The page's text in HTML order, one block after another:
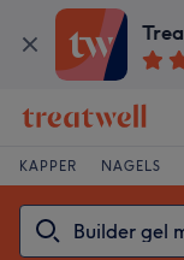
KAPPER NAGELS